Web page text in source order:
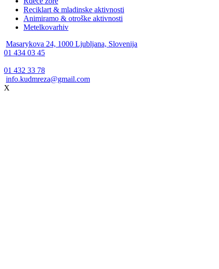
Reciklart & mladinske aktivnosti
Animiramo & otroške aktivnosti
Metelkovarhiv
Masarykova 24, 1000 Ljubljana, Slovenija
01 434 03 45
01 432 33 78
info.kudmreza@gmail.com
X